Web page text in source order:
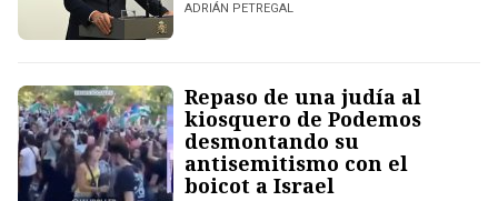
ADRIÁN PETREGAL
Repaso de una judía al
kiosquero de Podemos
desmontando su
antisemitismo con el
boicot a Israel